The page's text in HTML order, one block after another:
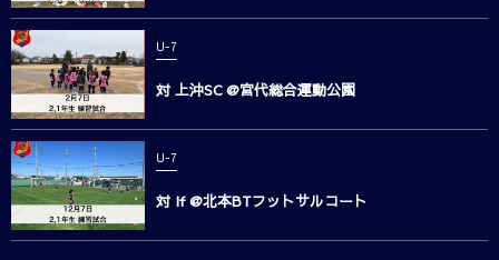
U-7
対 上沖SC @宮代総合運動公園
U-7
対 If @北本BTフットサルコート